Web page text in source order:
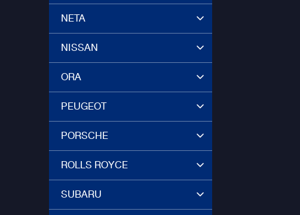
NETA
NISSAN
ORA
PEUGEOT
PORSCHE
ROLLS ROYCE
SUBARU